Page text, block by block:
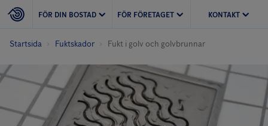
FÖR DIN BOSTAD FÖR FÖRETAGET KONTAKT
Startsida Fuktskador Fukt i golv och golvbrunnar